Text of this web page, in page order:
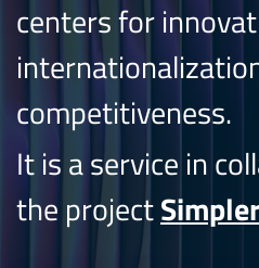
centers for
competitiveness.
It is a service in
the projectSimpler